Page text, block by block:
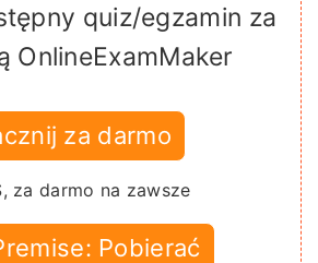
quiz/egzamin za
OnlineExamMaker
za darmo
za darmo na zawsze
Pobierać